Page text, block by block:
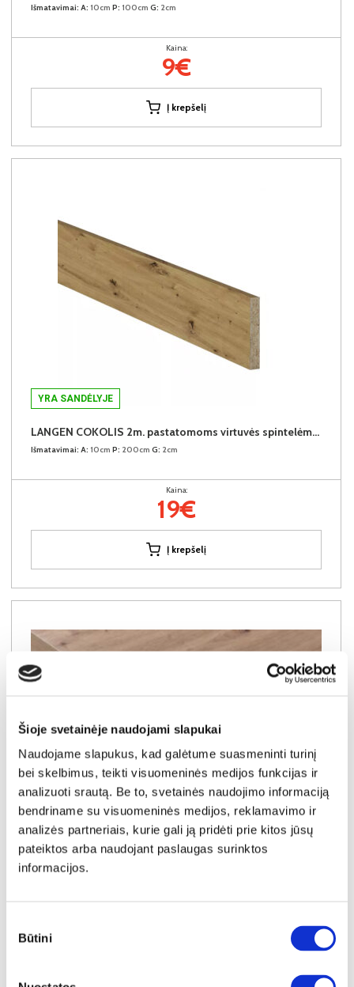
Šioje svetainėje naudojami slapukai
Naudojame slapukus, kad galėtume suasmeninti turinį
bei skelbimus, teikti visuomeninės medijos funkcijas ir
analizuoti srautą. Be to, svetainės naudojimo informaciją
bendriname su visuomeninės medijos, reklamavimo ir
analizės partneriais, kurie gali ją pridėti prie kitos jūsų
pateiktos arba naudojant paslaugas surinktos
informacijos.
pasirinkimas
Būtini
Išmatavimai: A: 10cm P: 100cm G: 2cm
Kaina:
9€
Į krepšelį
YRA SANDĖLYJE
LANGEN COKOLIS 2m. pastatomoms virtuvės spintelėms (2 metrai)
Išmatavimai: A: 10cm P: 200cm G: 2cm
Kaina:
19€
Į krepšelį
YRA SANDĖLYJE